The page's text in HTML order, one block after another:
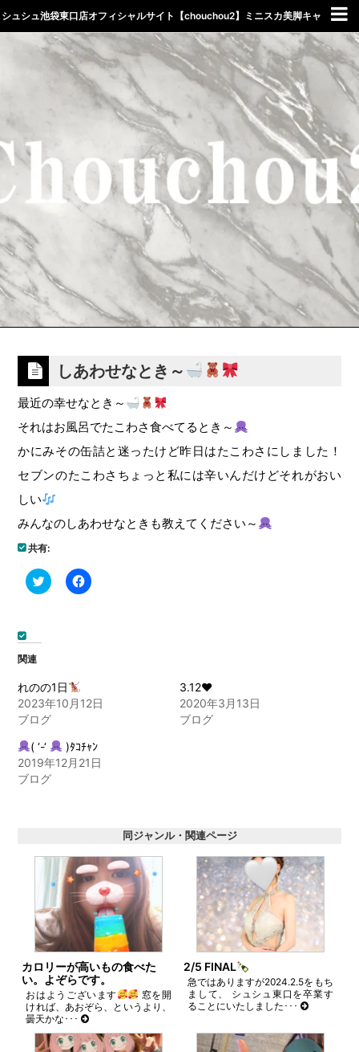
シュシュ池袋東口店オフィシャルサイト【chouchou2】ミニスカ美脚キャ
バクラしゅしゅ東
しあわせなとき～
最近の幸せなとき～
それはお風呂でたこわさ食べてるとき～
かにみその缶詰と迷ったけど昨日はたこわさにしました！
セブンのたこわさちょっと私には辛いんだけどそれがおい
しい
みんなのしあわせなときも教えてください～
共有:
ク
リ
(新
し
い
ウ
ィ
ド
ウ
で
開
Facebook
で
し
さ
い
(新
開
き
ま
す)
関連
れのの1日
2023年10月12日
ブログ
3.12❤︎
2020年3月13日
ブログ
( ‘-‘
)ﾀｺﾁｬﾝ
2019年12月21日
ブログ
同ジャンル・関連ページ
カロリーが高いもの食べた
い。よぞらです。
おはようございます
窓を開
ければ、あおぞら、というより、
曇天かな･･･
2/5 FINAL
急ではありますが2024.2.5をもち
まして、 シュシュ東口を卒業す
ることにいたしました･･･